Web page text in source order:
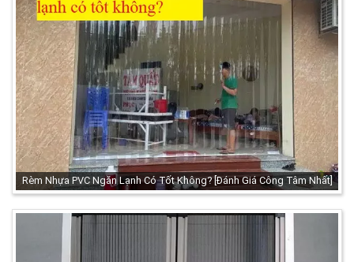
Rèm Nhựa PVC Ngăn Lạnh Có Tốt Không? [Đánh Giá Công Tâm Nhất]